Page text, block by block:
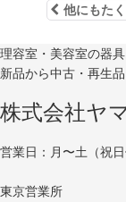
他にもた
理容室・美容室の器
新品から中古・再生
株式会社ヤ
営業日：月〜土（祝
東京営業所